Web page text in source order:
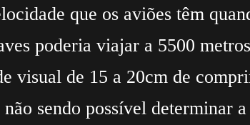
que os aviões têm
poderia viajar a 5500
visual de 15 a 20cm de
sendo possível determinar